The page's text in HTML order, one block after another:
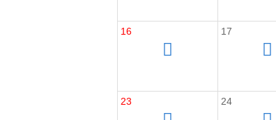
16 17
23 24